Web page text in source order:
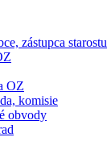
zástupca starostu
OZ
komisie
obvody